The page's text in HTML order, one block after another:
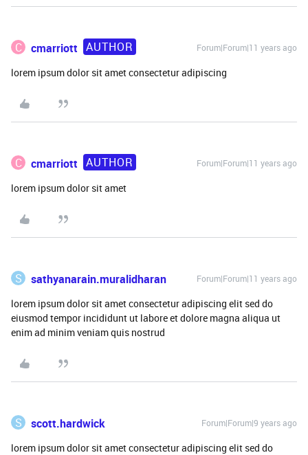
C cmarriott AUTHOR Forum|Forum|11 years ago
lorem ipsum dolor sit amet consectetur adipiscing
C cmarriott AUTHOR Forum|Forum|11 years ago
lorem ipsum dolor sit amet
S sathyanarain.muralidharan Forum|Forum|11 years ago
lorem ipsum dolor sit amet consectetur adipiscing elit sed do
eiusmod tempor incididunt ut labore et dolore magna aliqua ut
enim ad minim veniam quis nostrud
S scott.hardwick Forum|Forum|9 years ago
lorem ipsum dolor sit amet consectetur adipiscing elit sed do